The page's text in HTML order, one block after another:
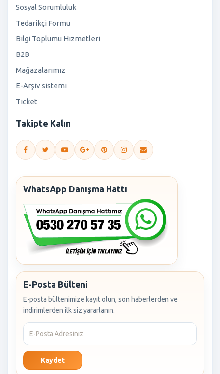
Sosyal Sorumluluk
Tedarikçi Formu
Bilgi Toplumu Hizmetleri
B2B
Mağazalarımız
E-Arşiv sistemi
Ticket
Takipte Kalın
WhatsApp Danışma Hattı
E-Posta Bülteni
E-posta bültenimize kayıt olun, son haberlerden ve
indirimlerden ilk siz yararlanın.
Kaydet